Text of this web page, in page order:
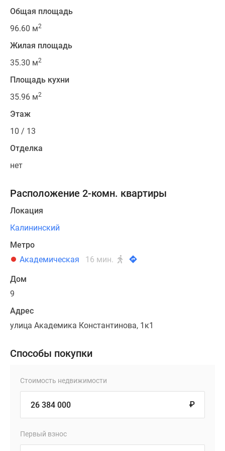
Общая площадь
96.60 м2
Жилая площадь
35.30 м2
Площадь кухни
35.96 м2
Этаж
10 / 13
Отделка
нет
Расположение 2-комн. квартиры
Локация
Калининский
Метро
Академическая
16 мин.
Дом
9
Адрес
улица Академика Константинова, 1к1
Способы покупки
Стоимость недвижимости
₽
Первый взнос